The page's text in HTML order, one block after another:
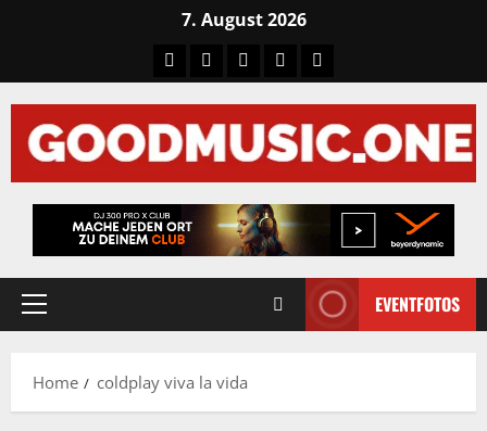
7. August 2026
TiktokFacebookInstagram
X LinkedIN
Primary
EVENTFOTOS
Home coldplay viva la vida